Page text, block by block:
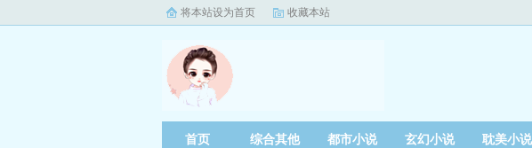
将本站设为首页 收藏本站
首页 综合其他 都市小说 玄幻小说 耽美小说